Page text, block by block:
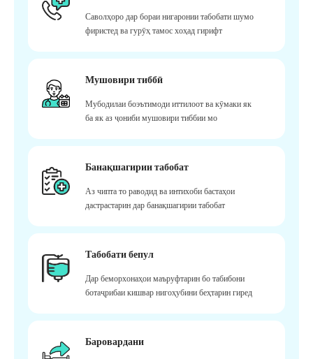
Саволҳоро дар бораи нигаронии табобати шумо
фиристед ва гурӯҳ тамос хоҳад гирифт
Мушовири тиббӣ
Мубодилаи боэътимоди иттилоот ва кӯмаки як
ба як аз ҷониби мушовири тиббии мо
Банақшагирии табобат
Аз чипта то раводид ва интихоби бастаҳои
дастрастарин дар банақшагирии табобат
Табобати бепул
Дар беморхонаҳои маъруфтарин бо табибони
ботаҷрибаи кишвар нигоҳубини беҳтарин гиред
Баровардани